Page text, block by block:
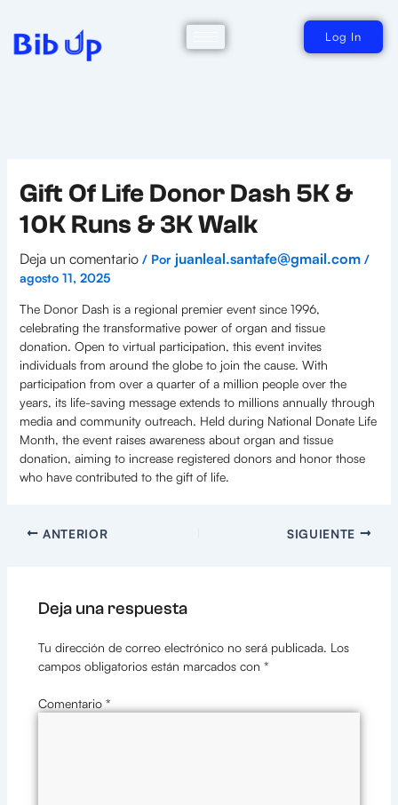
contenido
Log In
Gift Of Life Donor Dash 5K &
10K Runs & 3K Walk
Deja un comentario / Por juanleal.santafe@gmail.com /
agosto 11, 2025
The Donor Dash is a regional premier event since 1996,
celebrating the transformative power of organ and tissue
donation. Open to virtual participation, this event invites
individuals from around the globe to join the cause. With
participation from over a quarter of a million people over the
years, its life-saving message extends to millions annually through
media and community outreach. Held during National Donate Life
Month, the event raises awareness about organ and tissue
donation, aiming to increase registered donors and honor those
who have contributed to the gift of life.
ANTERIOR SIGUIENTE
Deja una respuesta
Tu dirección de correo electrónico no será publicada. Los
campos obligatorios están marcados con *
Comentario *